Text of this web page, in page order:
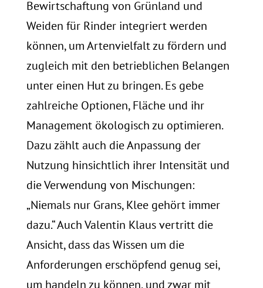
Bewirtschaftung von Grünland und
Weiden für Rinder integriert werden
können, um Artenvielfalt zu fördern und
zugleich mit den betrieblichen Belangen
unter einen Hut zu bringen. Es gebe
zahlreiche Optionen, Fläche und ihr
Management ökologisch zu optimieren.
Dazu zählt auch die Anpassung der
Nutzung hinsichtlich ihrer Intensität und
die Verwendung von Mischungen:
„Niemals nur Grans, Klee gehört immer
dazu.“ Auch Valentin Klaus vertritt die
Ansicht, dass das Wissen um die
Anforderungen erschöpfend genug sei,
um handeln zu können, und zwar mit